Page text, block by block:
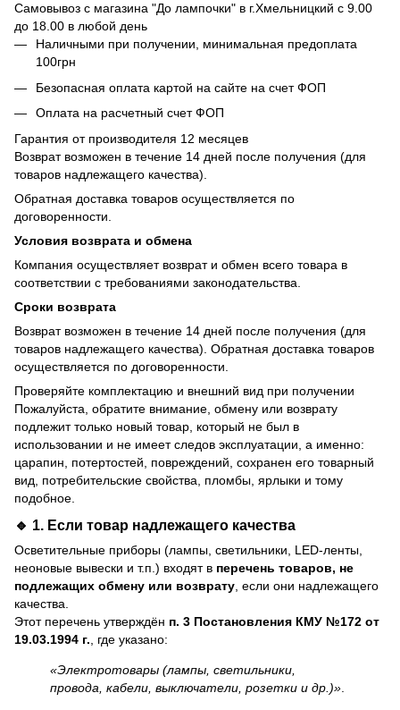
Самовывоз с магазина "До лампочки" в г.Хмельницкий с 9.00
до 18.00 в любой день
Наличными при получении, минимальная предоплата
100грн
Безопасная оплата картой на сайте на счет ФОП
Оплата на расчетный счет ФОП
Гарантия от производителя 12 месяцев
Возврат возможен в течение 14 дней после получения (для
товаров надлежащего качества).
Обратная доставка товаров осуществляется по
договоренности.
Условия возврата и обмена
Компания осуществляет возврат и обмен всего товара в
соответствии с требованиями законодательства.
Сроки возврата
Возврат возможен в течение 14 дней после получения (для
товаров надлежащего качества). Обратная доставка товаров
осуществляется по договоренности.
Проверяйте комплектацию и внешний вид при получении
Пожалуйста, обратите внимание, обмену или возврату
подлежит только новый товар, который не был в
использовании и не имеет следов эксплуатации, а именно:
царапин, потертостей, повреждений, сохранен его товарный
вид, потребительские свойства, пломбы, ярлыки и тому
подобное.
🔹 1. Если товар надлежащего качества
Осветительные приборы (лампы, светильники, LED-ленты,
неоновые вывески и т.п.) входят в перечень товаров, не
подлежащих обмену или возврату, если они надлежащего
качества.
Этот перечень утверждён п. 3 Постановления КМУ №172 от
19.03.1994 г., где указано:
«Электротовары (лампы, светильники,
провода, кабели, выключатели, розетки и др.)».